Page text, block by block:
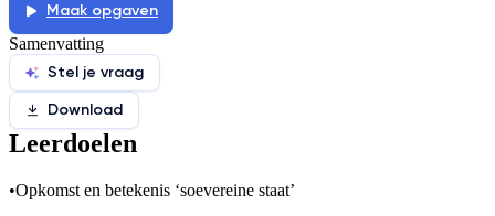
Maak opgaven
Samenvatting
Stel je vraag
Download
Leerdoelen
•Opkomst en betekenis ‘soevereine staat’